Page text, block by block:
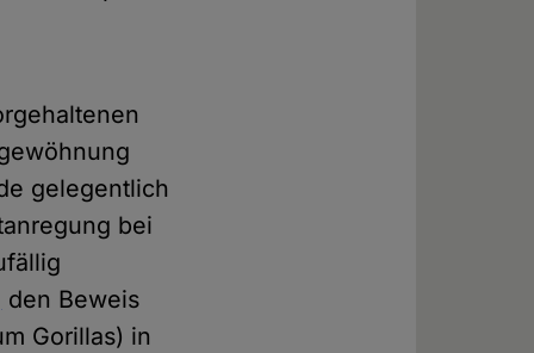
gelegentlich
bei
den Beweis
Gorillas) in